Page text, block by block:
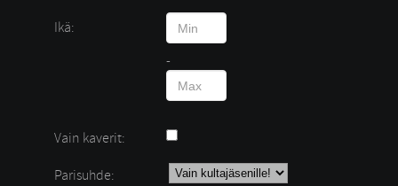
Ikä:
-
Vain kaverit:
Parisuhde: